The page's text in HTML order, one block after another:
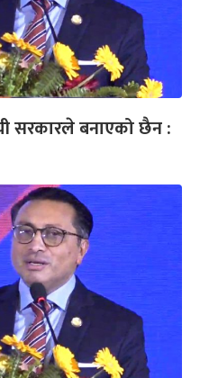
सरकारले बनाएको छैन :